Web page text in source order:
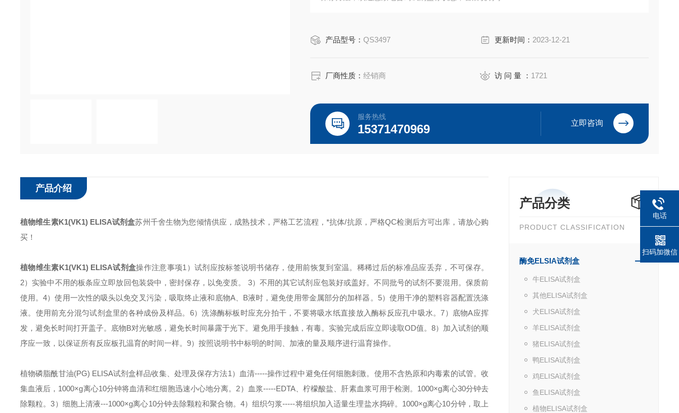
产品型号：QS3497 更新时间： 2023-12-21
厂商性质：经销商 访 问 量 ： 1721
服务热线
15371470969 立即咨询
产品分类
PRODUCT CLASSIFICATION
酶免ELSIA试剂盒
牛ELISA试剂盒
其他ELISA试剂盒
犬ELISA试剂盒
羊ELISA试剂盒
猪ELISA试剂盒
鸭ELISA试剂盒
鸡ELISA试剂盒
鱼ELISA试剂盒
植物ELISA试剂盒
产品介绍
植物维生素K1(VK1) ELISA试剂盒苏州千舍生物为您倾情供应，成熟技术，严格工艺流程，*抗体/抗原，严格QC检测后方可出库，请放心购
买！
植物维生素K1(VK1) ELISA试剂盒操作注意事项1）试剂应按标签说明书储存，使用前恢复到室温。稀稀过后的标准品应丢弃，不可保存。
2）实验中不用的板条应立即放回包装袋中，密封保存，以免变质。
3）不用的其它试剂应包装好或盖好。不同批号的试剂不要混用。保质前
使用。4）使用一次性的吸头以免交叉污染，吸取终止液和底物A、B液时，避免使用带金属部分的加样器。 5）使用干净的塑料容器配置洗涤
液。使用前充分混匀试剂盒里的各种成份及样品。 6）洗涤酶标板时应充分拍干，不要将吸水纸直接放入酶标反应孔中吸水。7）底物A应挥
发，避免长时间打开盖子。底物B对光敏感，避免长时间暴露于光下。避免用手接触，有毒。实验完成后应立即读取OD值。 8）加入试剂的顺
序应一致，以保证所有反应板孔温育的时间一样。 9）按照说明书中标明的时间、加液的量及顺序进行温育操作。
植物磷脂酰甘油(PG) ELISA试剂盒样品收集、处理及保存方法1）血清-----操作过程中避免任何细胞刺激。使用不含热原和内毒素的试管。收
集血液后，1000×g离心10分钟将血清和红细胞迅速小心地分离。 2）血浆-----EDTA、柠檬酸盐、肝素血浆可用于检测。1000×g离心30分钟去
除颗粒。3）细胞上清液---1000×g离心10分钟去除颗粒和聚合物。 4）组织匀浆-----将组织加入适量生理盐水捣碎。1000×g离心10分钟，取上
电话
扫码加微信